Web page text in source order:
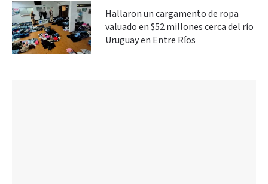
Hallaron un cargamento de ropa
valuado en $52 millones cerca del río
Uruguay en Entre Ríos